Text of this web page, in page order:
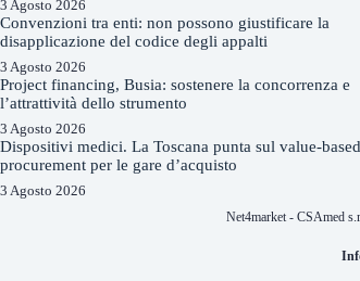
3 Agosto 2026
Convenzioni tra enti: non possono giustificare la
disapplicazione del codice degli appalti
3 Agosto 2026
Project financing, Busia: sostenere la concorrenza e
l’attrattività dello strumento
3 Agosto 2026
Dispositivi medici. La Toscana punta sul value-based
procurement per le gare d’acquisto
3 Agosto 2026
Net4market - CSAmed